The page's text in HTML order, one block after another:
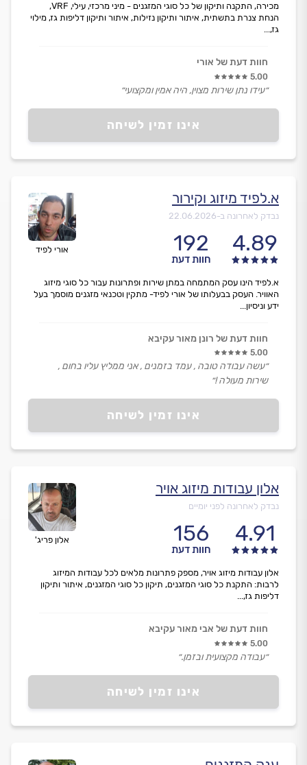
אינו זמין לשיחה
מכירה, התקנה ותיקון של כל סוגי המזגנים - מיני מרכזי, עילי, VRF,
הנחת צנרת בתשתית, איתור ותיקון נזילות, איתור ותיקון דליפות גז, מילוי
גז,...
חוות דעת של אורי
5.00
״עידו נתן שירות מצוין, היה אמין ומקצועי״
אורי לפיד
א.לפיד מיזוג וקירור
נבדק לאחרונה ב-22.06.2026
4.89
192
חוות דעת
אינו זמין לשיחה
א.לפיד הינו עסק המתמחה במתן שירות ופתרונות עבור כל סוגי מיזוג
האוויר. העסק בבעלותו של אורי לפיד- מתקין וטכנאי מזגנים מוסמך בעל
ידע וניסיון...
חוות דעת של רונן מאור עקיבא
5.00
״עשה עבודה טובה , עמד בזמנים , אני ממליץ עליו בחום ,
שירות מעולה !״
אלון פריג'
אלון עבודות מיזוג אויר
נבדק לאחרונה לפני יומיים
4.91
156
חוות דעת
אינו זמין לשיחה
אלון עבודות מיזוג אויר, מספק פתרונות מלאים לכל עבודות המיזוג
לרבות: התקנת כל סוגי המזגנים, תיקון כל סוגי המזגנים, איתור ותיקון
דליפות גז,...
חוות דעת של אבי מאור עקיבא
5.00
״עבודה מקצועית ובזמן.״